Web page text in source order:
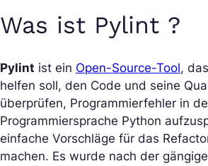
Was ist Pylint ?
Pylint ist ein Open-Source-Tool,
helfen soll, den Code und seine
überprüfen, Programmierfehler in
Programmiersprache Python
einfache Vorschläge für das
machen. Es wurde nach der